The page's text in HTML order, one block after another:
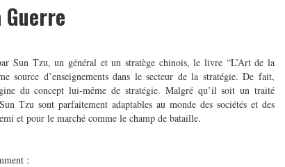
Guerre
Sun Tzu, un général et un stratège chinois, le livre “L’Art de la
source d’enseignements dans le secteur de la stratégie. De fait,
du concept lui-même de stratégie. Malgré qu’il soit un traité
Tzu sont parfaitement adaptables au monde des sociétés et des
et pour le marché comme le champ de bataille.
: